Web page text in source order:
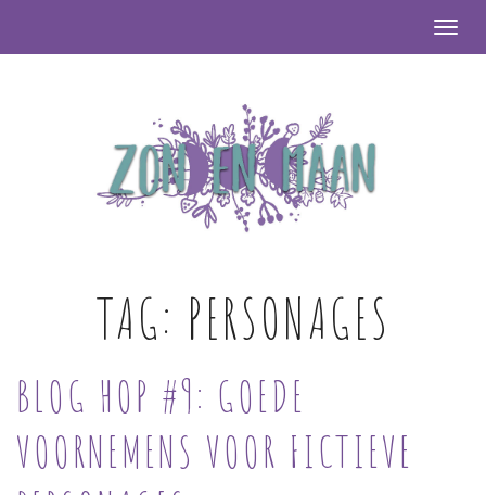
TAG: PERSONAGES
BLOG HOP #9: GOEDE
VOORNEMENS VOOR FICTIEVE